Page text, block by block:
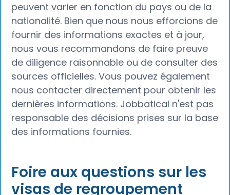
peuvent varier en fonction du pays ou de la
nationalité. Bien que nous nous efforcions de
fournir des informations exactes et à jour,
nous vous recommandons de faire preuve
de diligence raisonnable ou de consulter des
sources officielles. Vous pouvez également
nous contacter directement pour obtenir les
dernières informations. Jobbatical n'est pas
responsable des décisions prises sur la base
des informations fournies.
Foire aux questions sur les
visas de regroupement